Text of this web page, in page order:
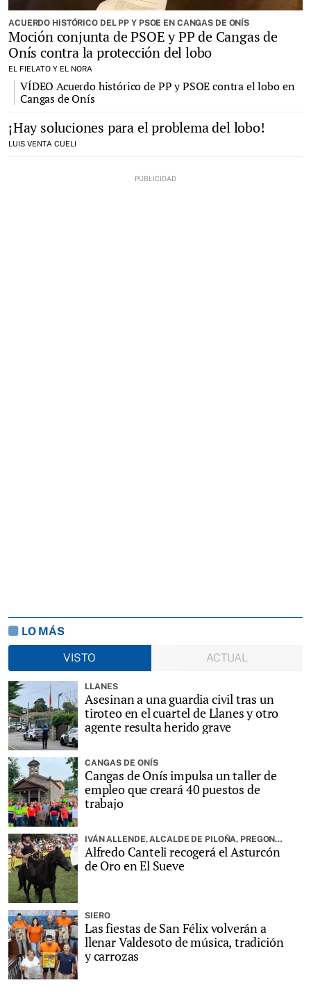
ACUERDO HISTÓRICO DEL PP Y PSOE EN CANGAS DE ONÍS
Moción conjunta de PSOE y PP de Cangas de
Onís contra la protección del lobo
EL FIELATO Y EL NORA
VÍDEO Acuerdo histórico de PP y PSOE contra el lobo en
Cangas de Onís
¡Hay soluciones para el problema del lobo!
LUIS VENTA CUELI
LO MÁS
VISTO
ACTUAL
LLANES
Asesinan a una guardia civil tras un
tiroteo en el cuartel de Llanes y otro
agente resulta herido grave
CANGAS DE ONÍS
Cangas de Onís impulsa un taller de
empleo que creará 40 puestos de
trabajo
IVÁN ALLENDE, ALCALDE DE PILOÑA, PREGONARÁ LA FIESTA
Alfredo Canteli recogerá el Asturcón
de Oro en El Sueve
SIERO
Las fiestas de San Félix volverán a
llenar Valdesoto de música, tradición
y carrozas